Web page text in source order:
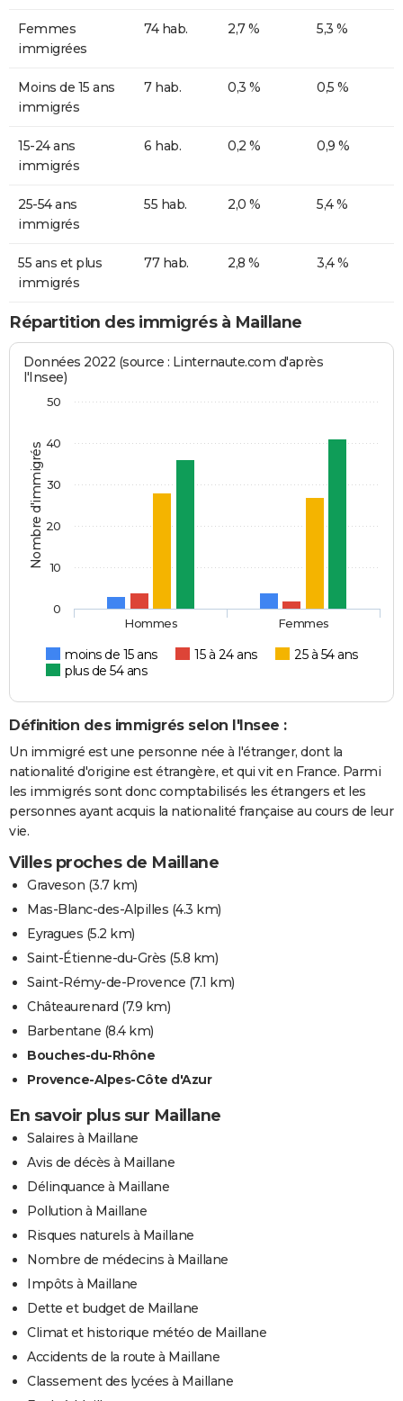
Femmes
immigrées
74 hab. 2,7 % 5,3 %
Moins de 15 ans
immigrés
7 hab. 0,3 % 0,5 %
15-24 ans
immigrés
6 hab. 0,2 % 0,9 %
25-54 ans
immigrés
55 hab. 2,0 % 5,4 %
55 ans et plus
immigrés
77 hab. 2,8 % 3,4 %
Répartition des immigrés à Maillane
Nombre d'immigrés
Données 2022 (source : Linternaute.com d'après
l'Insee)
moins de 15 ans 15 à 24 ans
25 à 54 ans
plus de 54 ans
Hommes Femmes
0
10
20
30
40
50
Définition des immigrés selon l'Insee :
Un immigré est une personne née à l'étranger, dont la
nationalité d'origine est étrangère, et qui vit en France. Parmi
les immigrés sont donc comptabilisés les étrangers et les
personnes ayant acquis la nationalité française au cours de leur
vie.
Villes proches de Maillane
Graveson (3.7 km)
Mas-Blanc-des-Alpilles (4.3 km)
Eyragues (5.2 km)
Saint-Étienne-du-Grès (5.8 km)
Saint-Rémy-de-Provence (7.1 km)
Châteaurenard (7.9 km)
Barbentane (8.4 km)
Bouches-du-Rhône
Provence-Alpes-Côte d'Azur
En savoir plus sur Maillane
Salaires à Maillane
Avis de décès à Maillane
Délinquance à Maillane
Pollution à Maillane
Risques naturels à Maillane
Nombre de médecins à Maillane
Impôts à Maillane
Dette et budget de Maillane
Climat et historique météo de Maillane
Accidents de la route à Maillane
Classement des lycées à Maillane